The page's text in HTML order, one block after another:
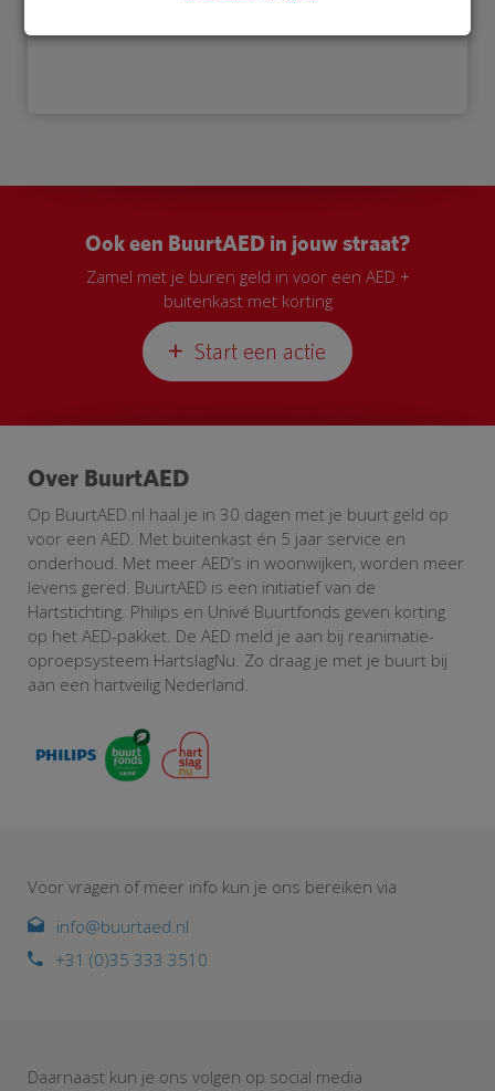
Ook een BuurtAED in jouw straat?
Zamel met je buren geld in voor een AED +
buitenkast met korting
Start een actie
Over BuurtAED
Op BuurtAED.nl haal je in 30 dagen met je buurt geld op
voor een AED. Met buitenkast én 5 jaar service en
onderhoud. Met meer AED’s in woonwijken, worden meer
levens gered. BuurtAED is een initiatief van de
Hartstichting. Philips en Univé Buurtfonds geven korting
op het AED-pakket. De AED meld je aan bij reanimatie-
oproepsysteem HartslagNu. Zo draag je met je buurt bij
aan een hartveilig Nederland.
Voor vragen of meer info kun je ons bereiken via
info@buurtaed.nl
+31 (0)35 333 3510
Daarnaast kun je ons volgen op social media